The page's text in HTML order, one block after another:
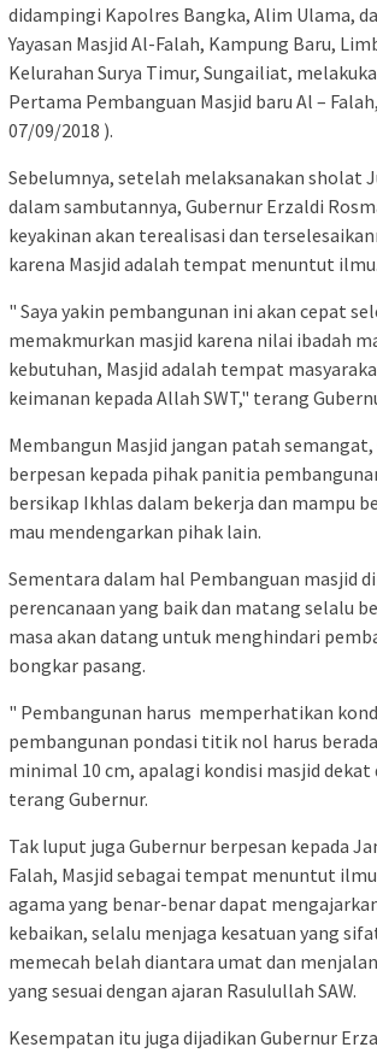
didampingi Kapolres Bangka, Alim Ulama,
Yayasan Masjid Al-Falah, Kampung Baru,
Kelurahan Surya Timur, Sungailiat,
Pertama Pembanguan Masjid baru Al –
07/09/2018 ).
Sebelumnya, setelah melaksanakan sholat
dalam sambutannya, Gubernur Erzaldi
keyakinan akan terealisasi dan
karena Masjid adalah tempat menuntut ilmu.
" Saya yakin pembangunan ini akan cepat
memakmurkan masjid karena nilai ibadah
kebutuhan, Masjid adalah tempat
keimanan kepada Allah SWT," terang
Membangun Masjid jangan patah
berpesan kepada pihak panitia
bersikap Ikhlas dalam bekerja dan mampu
mau mendengarkan pihak lain.
Sementara dalam hal Pembanguan masjid
perencanaan yang baik dan matang selalu
masa akan datang untuk menghindari
bongkar pasang.
" Pembangunan harus memperhatikan
pembangunan pondasi titik nol harus
minimal 10 cm, apalagi kondisi masjid dekat
terang Gubernur.
Tak luput juga Gubernur berpesan kepada
Falah, Masjid sebagai tempat menuntut
agama yang benar-benar dapat
kebaikan, selalu menjaga kesatuan yang
memecah belah diantara umat dan
yang sesuai dengan ajaran Rasulullah SAW.
Kesempatan itu juga dijadikan Gubernur